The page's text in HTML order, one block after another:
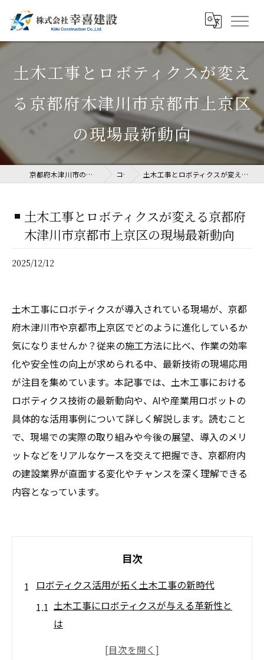
土木工事とロボティクスが変え
る京都府木津川市京都市上京区
の現場最新動向
京都府木津川市の土木工事なら株式会社幸喜建設 コラム 土木工事とロボティクスが変える京都府木津川市京都市上京区の現場最新動向
土木工事とロボティクスが変える京都府
木津川市京都市上京区の現場最新動向
2025/12/12
土木工事にロボティクスが導入されている現場が、京都
府木津川市や京都市上京区でどのように進化しているか
気になりませんか？従来の施工方法に比べ、作業の効率
化や安全性の向上が求められる中、最新技術の現場応用
が注目を集めています。本記事では、土木工事における
ロボティクス技術の最新動向や、AIや産業用ロボットの
具体的な活用事例について詳しく解説します。読むこと
で、現場での実際の取り組みや今後の展望、導入のメリ
ットなどをリアルなケースを交えて把握でき、京都府内
の建設業界が直面する変化やチャンスを深く理解できる
内容となっています。
目次
ロボティクス活用が拓く土木工事の新時代
土木工事にロボティクスが与える革新性と
は
土木工事現場で注目される自動化技術の流